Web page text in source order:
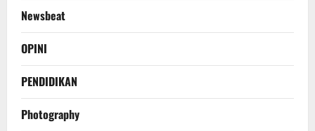
Newsbeat
OPINI
PENDIDIKAN
Photography